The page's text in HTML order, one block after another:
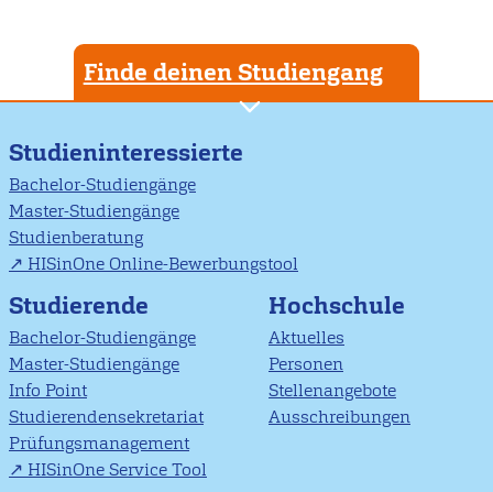
Finde deinen Studiengang
Studieninteressierte
Bachelor-Studiengänge
Master-Studiengänge
Studienberatung
HISinOne Online-Bewerbungstool
Studierende
Bachelor-Studiengänge
Master-Studiengänge
Info Point
Studierendensekretariat
Prüfungsmanagement
HISinOne Service Tool
Hochschule
Aktuelles
Personen
Stellenangebote
Ausschreibungen